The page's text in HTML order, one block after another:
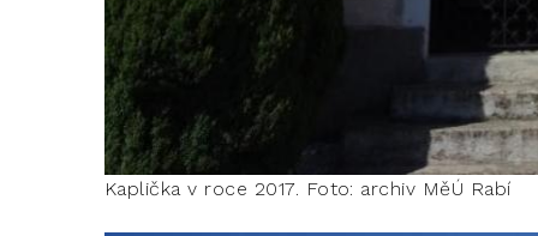
Kaplička v roce 2017. Foto: archiv MěÚ Rabí